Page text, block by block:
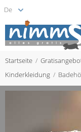
Startseite
Kinderkleidung